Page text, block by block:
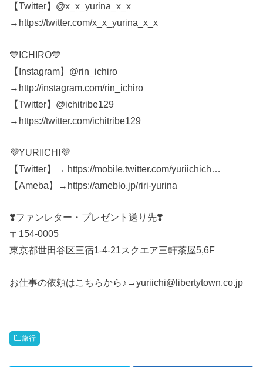
【Twitter】@x_x_yurina_x_x
→https://twitter.com/x_x_yurina_x_x
💙ICHIRO💙
【Instagram】@rin_ichiro
→http://instagram.com/rin_ichiro
【Twitter】@ichitribe129
→https://twitter.com/ichitribe129
💜YURIICHI💜
【Twitter】→ https://mobile.twitter.com/yuriichich…
【Ameba】→https://ameblo.jp/riri-yurina
❣️ファンレター・プレゼント送り先❣️
〒154-0005
東京都世田谷区三宿1-4-21スクエア三軒茶屋5,6F
お仕事の依頼はこちらから♪→yuriichi@libertytown.co.jp
旅行